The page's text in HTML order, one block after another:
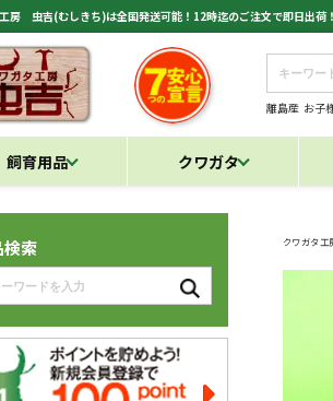
房 虫吉(むしきち)は全国発送可能！12時迄のご注文で即日出荷
離島産 お子
飼育用品 クワガタ
クワガタ
検索